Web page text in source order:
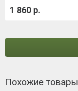
1 860 р.
Похожие товары